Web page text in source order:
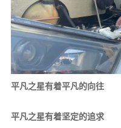
平凡之星有着平凡的向往
平凡之星有着坚定的追求